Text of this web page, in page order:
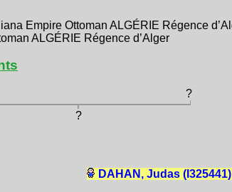
Empire Ottoman ALGÉRIE Régence
ALGÉRIE Régence d’Alger
?
?
DAHAN, Judas (I325441)